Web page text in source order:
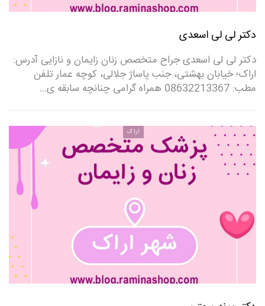
دکتر لی لی اسعدی
دکتر لی لی اسعدی جراح متخصص زنان زایمان و نازایی آدرس:
اراک؛ خیابان بهشتی، جنب پاساژ جلالی، کوچه عمار تلفن
مطب: 08632213367 همراه گرامی چنانچه سابقه ی…
اراک